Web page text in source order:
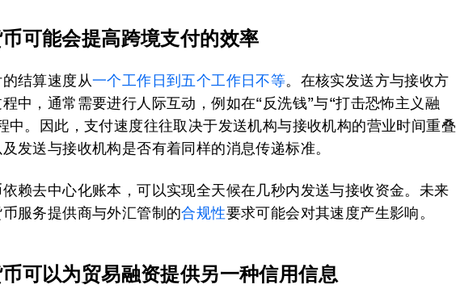
可能会提高跨境支付的效率
结算速度从一个工作日到五个工作日不等。在核实发送方与接收方
中，通常需要进行人际互动，例如在“反洗钱”与“打击恐怖主义融
中。因此，支付速度往往取决于发送机构与接收机构的营业时间重叠
发送与接收机构是否有着同样的消息传递标准。
赖去中心化账本，可以实现全天候在几秒内发送与接收资金。未来
服务提供商与外汇管制的合规性要求可能会对其速度产生影响。
可以为贸易融资提供另一种信用信息